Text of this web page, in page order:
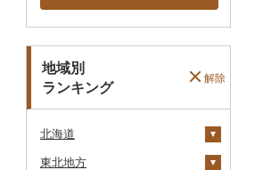
地域別
ランキング
解除
北海道
安平町
東北地方